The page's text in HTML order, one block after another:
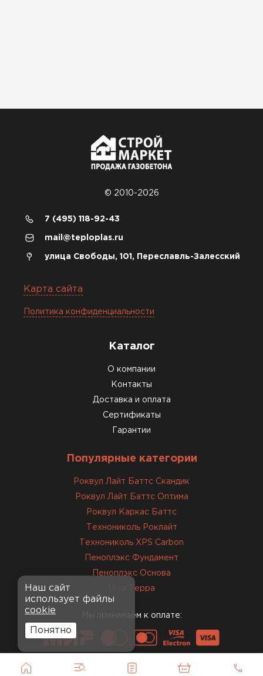
© 2010-2026
7 (495) 118-92-43
mail@teploplas.ru
улица Свободы, 101, Переславль-Залесский
Карта сайта
Политика конфиденциальности
Каталог
О компании
Контакты
Доставка и оплата
Сертификаты
Гарантии
Популярные категории
Роквул Лайт Баттс Скандик
Роквул Лайт Баттс Оптима
Роквул Каркас Баттс
Технониколь Роклайт
Технониколь XPS Carbon
Пеноплэкс Фундамент
Пеноплэкс Основа
Ursa Терра
Мы принимаем к оплате:
Наш сайт
использует файлы
cookie
Понятно